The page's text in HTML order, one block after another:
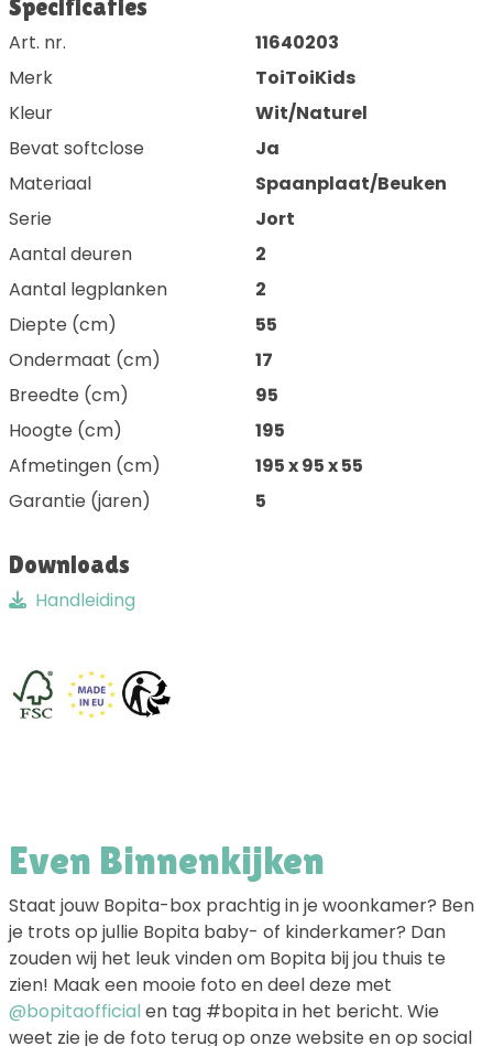
Specificaties
Art. nr.
11640203
Merk
ToiToiKids
Kleur
Wit/Naturel
Bevat softclose
Ja
Materiaal
Spaanplaat/Beuken
Serie
Jort
Aantal deuren
2
Aantal legplanken
2
Diepte (cm)
55
Ondermaat (cm)
17
Breedte (cm)
95
Hoogte (cm)
195
Afmetingen (cm)
195 x 95 x 55
Garantie (jaren)
5
Downloads
Handleiding
Even Binnenkijken
Staat jouw Bopita-box prachtig in je woonkamer? Ben
je trots op jullie Bopita baby- of kinderkamer? Dan
zouden wij het leuk vinden om Bopita bij jou thuis te
zien! Maak een mooie foto en deel deze met
@bopitaofficial en tag #bopita in het bericht. Wie
weet zie je de foto terug op onze website en op social